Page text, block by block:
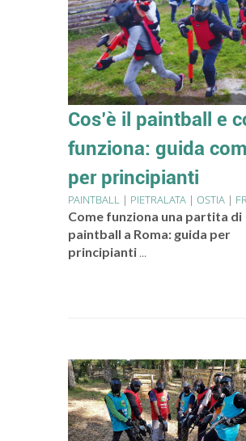
Cos’è il paintball e
funziona: guida
per principianti
PAINTBALL | PIETRALATA | OSTIA |
Come funziona una partita di
paintball a Roma: guida per
principianti